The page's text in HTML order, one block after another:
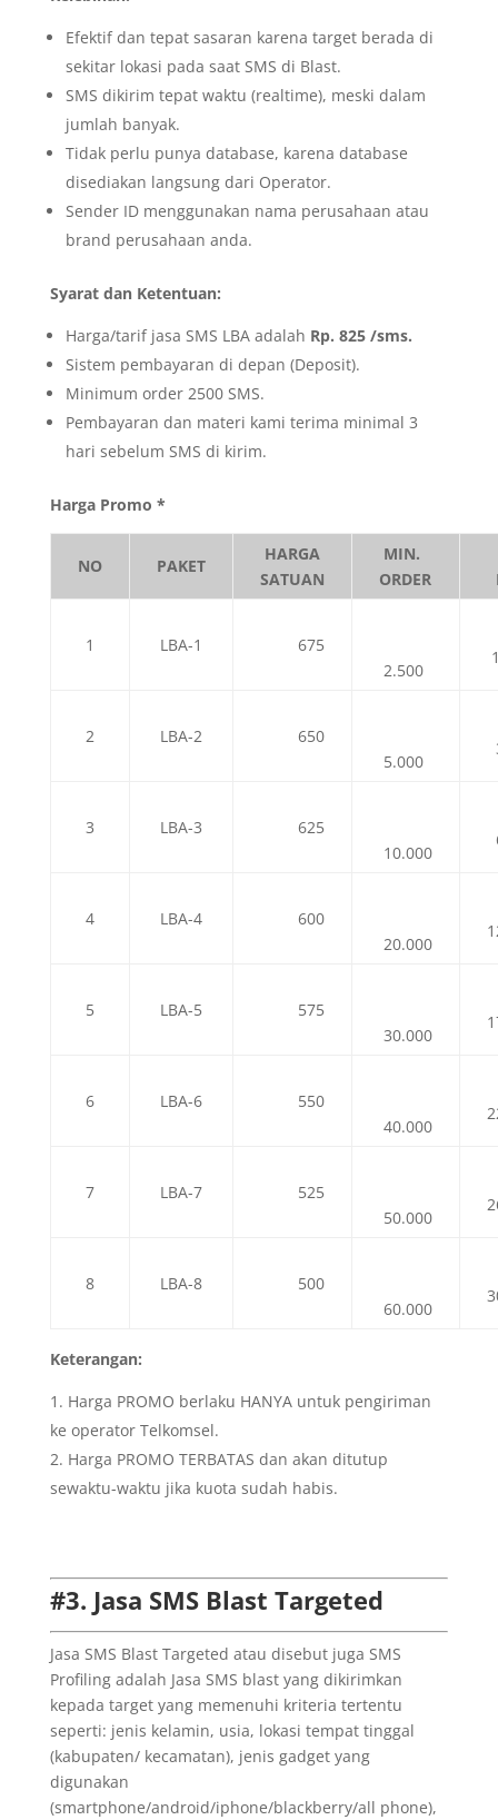
Efektif dan tepat sasaran karena target berada di
sekitar lokasi pada saat SMS di Blast.
SMS dikirim tepat waktu (realtime), meski dalam
jumlah banyak.
Tidak perlu punya database, karena database
disediakan langsung dari Operator.
Sender ID menggunakan nama perusahaan atau
brand perusahaan anda.
Syarat dan Ketentuan:
Harga/tarif jasa SMS LBA adalah Rp. 825 /sms.
Sistem pembayaran di depan (Deposit).
Minimum order 2500 SMS.
Pembayaran dan materi kami terima minimal 3
hari sebelum SMS di kirim.
Harga Promo *
NO PAKET
HARGA
SATUAN
MIN.
ORDER
1 LBA-1
675
2.500
2 LBA-2
650
5.000
3 LBA-3
625
10.000
4 LBA-4
600
20.000
5 LBA-5
575
30.000
6 LBA-6
550
40.000
7 LBA-7
525
50.000
8 LBA-8
500
60.000
Keterangan:
Harga PROMO berlaku HANYA untuk pengiriman
ke operator Telkomsel.
Harga PROMO TERBATAS dan akan ditutup
sewaktu-waktu jika kuota sudah habis.
#3. Jasa SMS Blast Targeted
Jasa SMS Blast Targeted atau disebut juga SMS
Profiling adalah Jasa SMS blast yang dikirimkan
kepada target yang memenuhi kriteria tertentu
seperti: jenis kelamin, usia, lokasi tempat tinggal
(kabupaten/ kecamatan), jenis gadget yang
digunakan
(smartphone/android/iphone/blackberry/all phone),